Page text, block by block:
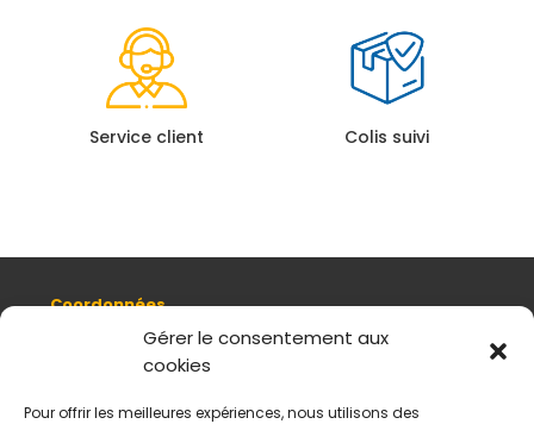
Gérer le consentement aux
cookies
Pour offrir les meilleures expériences, nous utilisons des
Service client Colis suivi
Coordonnées
8, quai Romain Rolland 69005 Lyon
+ 33 (0)4 78 42 55 04